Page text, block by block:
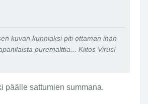
kuvan kunniaksi piti ottaman ihan
puremalttia... Kiitos Virus!
päälle sattumien summana.